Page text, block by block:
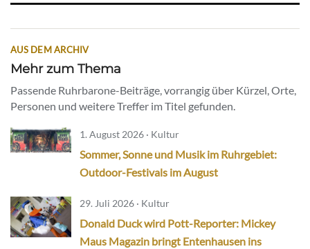
AUS DEM ARCHIV
Mehr zum Thema
Passende Ruhrbarone-Beiträge, vorrangig über Kürzel, Orte,
Personen und weitere Treffer im Titel gefunden.
1. August 2026 · Kultur
Sommer, Sonne und Musik im Ruhrgebiet:
Outdoor-Festivals im August
29. Juli 2026 · Kultur
Donald Duck wird Pott-Reporter: Mickey
Maus Magazin bringt Entenhausen ins